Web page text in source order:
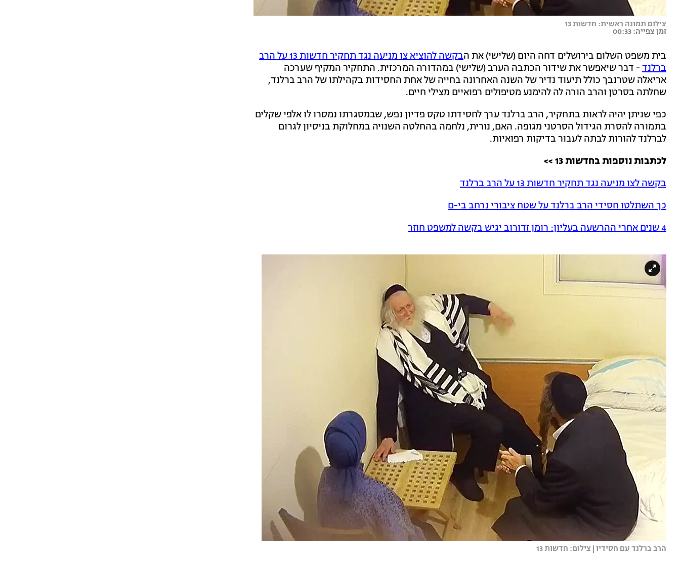
צילום תמונה ראשית: חדשות 13
זמן צפייה: 00:33
בית משפט השלום בירושלים דחה היום (שלישי) את ה
בקשה להוציא צו מניעה נגד תחקיר חדשות 13 על הרב
ברלנד - דבר שיאפשר את שידור הכתבה הערב (שלישי) במהדורה המרכזית. התחקיר המקיף שערכה
אריאלה שטרנבך כולל תיעוד נדיר של השנה האחרונה בחייה של אחת החסידות בקהילתו של הרב ברלנד,
שחלתה בסרטן והרב הורה לה להימנע מטיפולים רפואיים מצילי חיים.
כפי שניתן יהיה לראות בתחקיר, הרב ברלנד ערך לחסידתו טקס פדיון נפש, שבמסגרתו נמסרו לו אלפי שקלים
בתמורה להסרת הגידול הסרטני מגופה. האם, נורית, נלחמה בהחלטה השנויה במחלוקת בניסיון לגרום
לברלנד להורות לבתה לעבור בדיקות רפואיות.
לכתבות נוספות בחדשות 13 >>
בקשה לצו מניעה נגד תחקיר חדשות 13 על הרב ברלנד
כך השתלטו חסידי הרב ברלנד על שטח ציבורי נרחב בי-ם
4 שנים אחרי ההרשעה בעליון: רומן זדורוב יגיש בקשה למשפט חוזר
הרב ברלנד עם חסידיו | צילום: חדשות 13